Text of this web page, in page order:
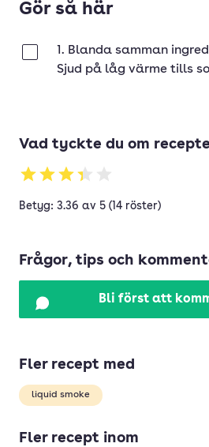
Gör så här
1. Blanda samman
Sjud på låg värme tills
Vad tyckte du om
Betyg: 3.36 av 5 (14 röster)
Frågor, tips och
Bli först att
Fler recept med
liquid smoke
Fler recept inom